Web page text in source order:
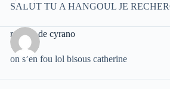
SALUT TU A HANGOUL JE
roxane de cyrano
on s’en fou lol bisous catherine